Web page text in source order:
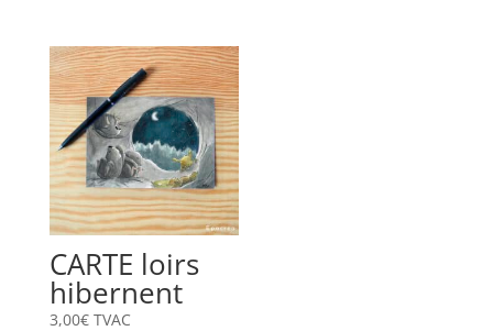
CARTE loirs
hibernent
3,00€ TVAC